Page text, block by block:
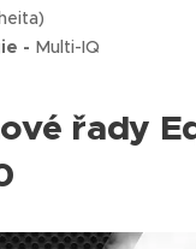
- Multi-IQ
řady